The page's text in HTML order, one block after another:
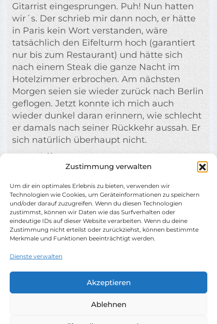
Zustimmung verwalten
Um dir ein optimales Erlebnis zu bieten, verwenden wir
Technologien wie Cookies, um Geräteinformationen zu speichern
und/oder darauf zuzugreifen. Wenn du diesen Technologien
zustimmst, können wir Daten wie das Surfverhalten oder
eindeutige IDs auf dieser Website verarbeiten. Wenn du deine
Zustimmung nicht erteilst oder zurückziehst, können bestimmte
Merkmale und Funktionen beeinträchtigt werden.
Dienste verwalten
Akzeptieren
Ablehnen
Gitarrist eingesprungen. Puh! Nun hatten
wir´s. Der schrieb mir dann noch, er hätte
in Paris kein Wort verstanden, wäre
tatsächlich den Eifelturm hoch (garantiert
nur bis zum Restaurant) und hätte sich
nach einem Steak die ganze Nacht im
Hotelzimmer erbrochen. Am nächsten
Morgen seien sie wieder zurück nach Berlin
geflogen. Jetzt konnte ich mich auch
wieder dunkel daran erinnern, wie schlecht
er damals nach seiner Rückkehr aussah. Er
sich natürlich überhaupt nicht.
0:00 12März, 2024
Copyright © 2026 Peter Butschkow | Powered by